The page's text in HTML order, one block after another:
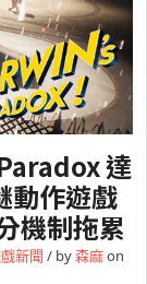
達
動作遊戲
機制拖累
新聞 / by森麻on